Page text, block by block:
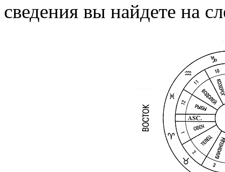
сведения вы найдете на